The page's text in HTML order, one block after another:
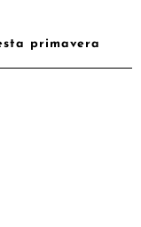
primavera